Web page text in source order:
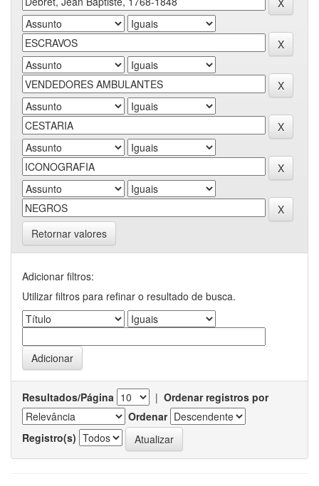
Retornar valores
Adicionar filtros:
Utilizar filtros para refinar o resultado de busca.
Resultados/Página | Ordenar registros por
Ordenar
Registro(s)